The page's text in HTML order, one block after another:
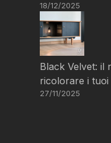
18/12/2025
Black Velvet: il
ricolorare i tuoi
27/11/2025